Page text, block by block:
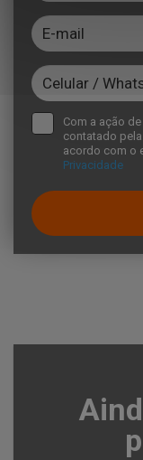
Com a ação
contatado
acordo com o
Privacidade